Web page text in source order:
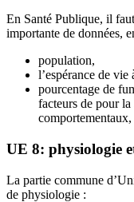
En Santé Publique, il
importante de données,
population,
l’espérance de vie
pourcentage de
facteurs de pour
UE 8: physiologie
La partie commune
de physiologie :